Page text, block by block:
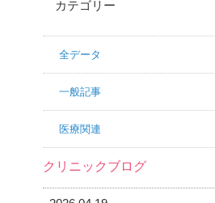
カテゴリー
全データ
一般記事
医療関連
クリニックブログ